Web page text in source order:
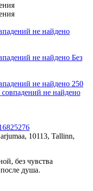
не найдено
не найдено Без
не найдено 250
не найдено
10113, Tallinn,
без чувства
душа.